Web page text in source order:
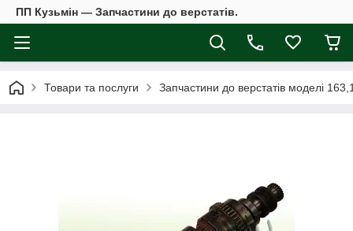
ПП Кузьмін — Запчастини до верстатів.
Товари та послуги Запчастини до верстатів моделі